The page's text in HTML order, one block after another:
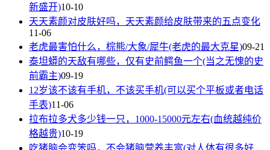
新盛开)10-10
天天素颜对皮肤好吗，天天素颜给皮肤带来的五点变化
11-06
老虎最害怕什么，棕熊/大象/犀牛(老虎的最大克星)09-21
泰坦蟒的天敌有哪些，仅有史前鳄鱼一个(当之无愧的史
前霸主)09-19
12岁该不该有手机，不该买手机(可以买个平板或者电话
手表)11-06
拉布拉多犬多少钱一只，1000-15000元左右(血统越纯价
格越贵)10-19